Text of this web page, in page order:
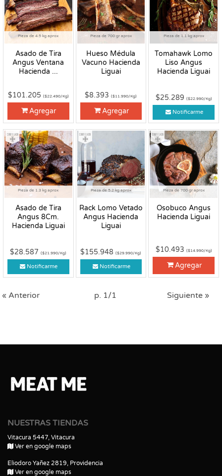
Pieza de 4.5 kg aprox
Asado de Tira
Angus Ventana
Hacienda ...
$101.205 ($22.490/Kg)
Agregar
Pieza de 700 gr aprox
Hueso Médula
Vacuno Hacienda
Liguai
$8.393($11.990/Kg)
Agregar
Pieza de 1.1 kg aprox
Tomahawk Lomo
Liso Angus
Hacienda Liguai
$25.289 ($22.990/Kg)
Notificarme
Pieza de 1.3 kg aprox
Asado de Tira
Angus 8Cm.
Hacienda Liguai
Congelado
$28.587($21.990/Kg)
Notificarme
Pieza de 5.2 kg aprox
Rack Lomo Vetado
Angus Hacienda
Liguai
Congelado
$155.948($29.990/Kg)
Notificarme
Pieza de 700 gr aprox
Osobuco Angus
Hacienda Liguai
Congelado
$10.493 ($14.990/Kg)
Agregar
« Anterior p. 1/1 Siguiente »
NUESTRAS TIENDAS
Vitacura 5447, Vitacura
Ver en google maps
Eliodoro Yañez 2819, Providencia
Ver en google maps